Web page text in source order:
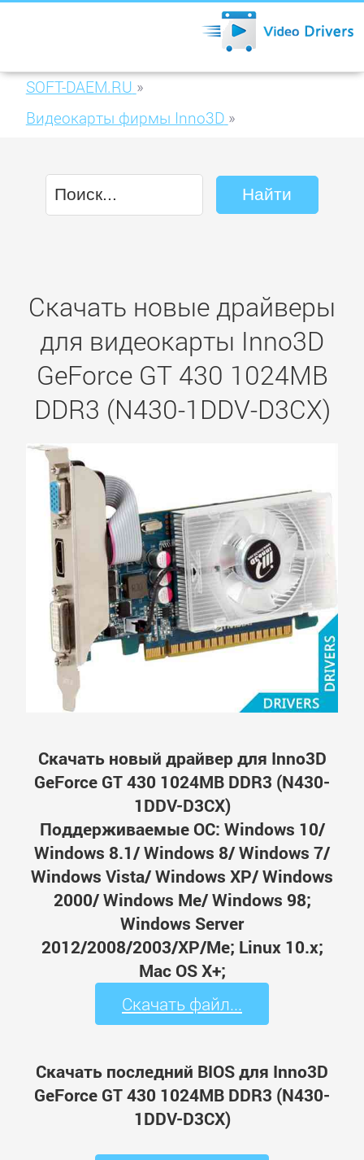
SOFT-DAEM.RU »
Видеокарты фирмы Inno3D »
(N430-1DDV-D3CX)
Скачать новые драйверы
для видеокарты Inno3D
GeForce GT 430 1024MB
DDR3 (N430-1DDV-D3CX)
Скачать новый драйвер для Inno3D
GeForce GT 430 1024MB DDR3 (N430-
1DDV-D3CX)
Поддерживаемые ОС: Windows 10/
Windows 8.1/ Windows 8/ Windows 7/
Windows Vista/ Windows XP/ Windows
2000/ Windows Me/ Windows 98;
Windows Server
2012/2008/2003/XP/Me; Linux 10.x;
Mac OS X+;
Скачать файл...
Скачать последний BIOS для Inno3D
GeForce GT 430 1024MB DDR3 (N430-
1DDV-D3CX)